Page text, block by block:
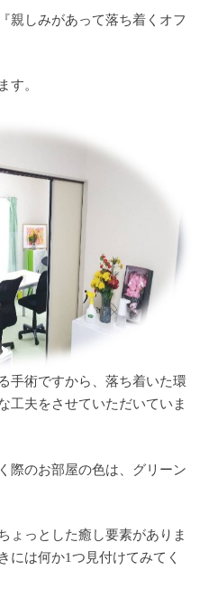
親しみがあって落ち着くオフ
す。
手術ですから、落ち着いた環
工夫をさせていただいていま
際のお部屋の色は、グリーン
ょっとした癒し要素がありま
には何か1つ見付けてみてく